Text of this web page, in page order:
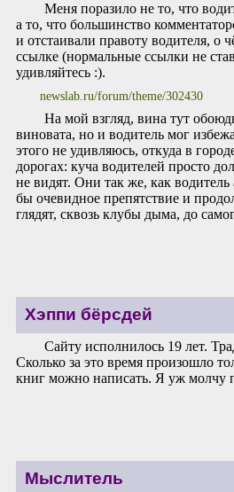
Меня поразило не то, что
а то, что большинство
и отстаивали правоту водителя, о
ссылке (нормальные ссылки не
удивляйтесь :).
newslab.ru/forum/theme/302430
На мой взгляд, вина тут
виновата, но и водитель мог
этого не удивляюсь, откуда в
дорогах: куча водителей просто
не видят. Они так же, как водитель
бы очевидное препятствие и
глядят, сквозь клубы дыма, до
Хэппи бёрсдей
Сайту исполнилось 19 лет.
Сколько за это время произошло
книг можно написать. Я уж молчу
Мыслитель